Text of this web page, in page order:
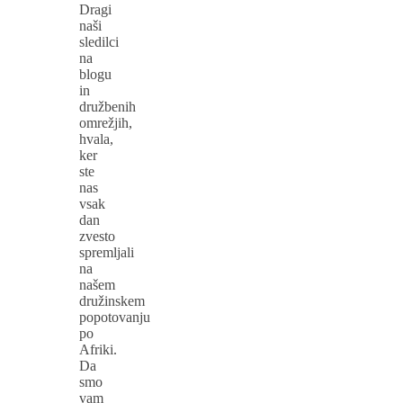
Dragi
naši
sledilci
na
blogu
in
družbenih
omrežjih,
hvala,
ker
ste
nas
vsak
dan
zvesto
spremljali
na
našem
družinskem
popotovanju
po
Afriki.
Da
smo
vam